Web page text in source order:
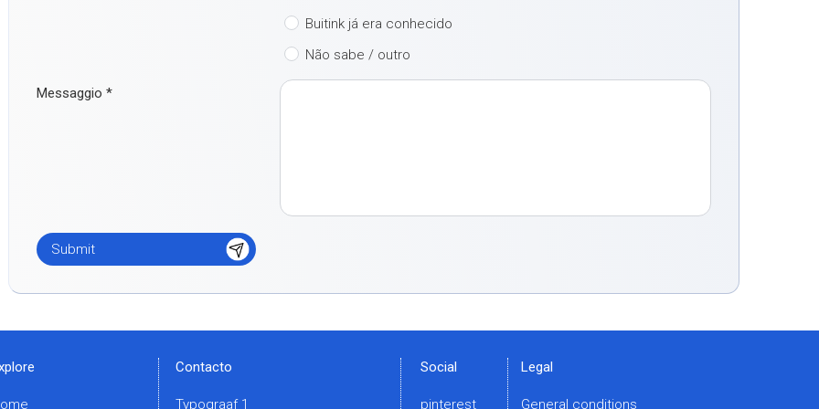
Buitink já era conhecido
Não sabe / outro
Messaggio *
Contacto
Typograaf 1
Social
pinterest
Legal
General conditions